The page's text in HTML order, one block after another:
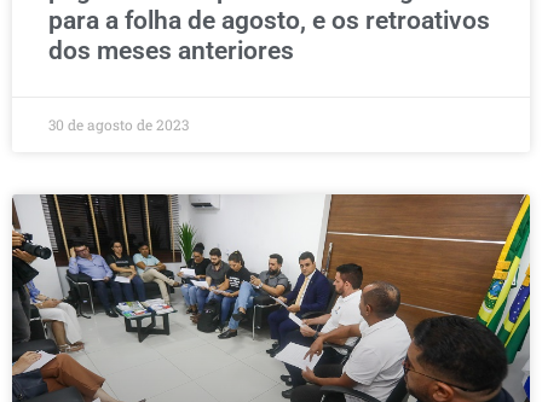
para a folha de agosto, e os retroativos
dos meses anteriores
30 de agosto de 2023